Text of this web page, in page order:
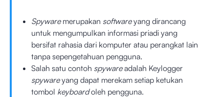
Spyware merupakan softwareyang dirancang
untuk mengumpulkan informasi priadi yang
bersifat rahasia dari komputer atau perangkat lain
tanpa sepengetahuan pengguna.
Salah satu contoh spywareadalah Keylogger
spywareyang dapat merekam setiap ketukan
tombol keyboardoleh pengguna.